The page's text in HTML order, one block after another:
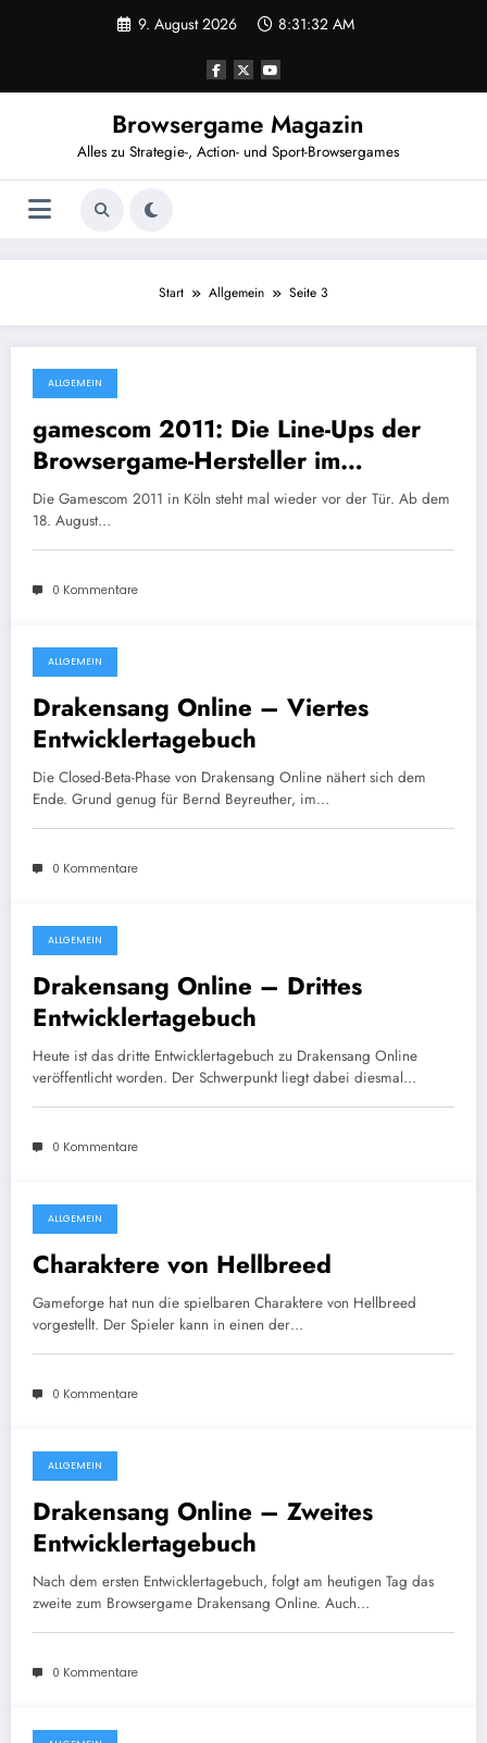
9. August 2026 8:31:32 AM
Browsergame Magazin
Alles zu Strategie-, Action- und Sport-Browsergames
Start Allgemein Seite 3
15. August 2011
ALLGEMEIN
gamescom 2011: Die Line-Ups der
Browsergame-Hersteller im
Überblick
Die Gamescom 2011 in Köln steht mal wieder vor der Tür. Ab dem
18. August…
0 Kommentare
27. Mai 2011
ALLGEMEIN
Drakensang Online – Viertes
Entwicklertagebuch
Die Closed-Beta-Phase von Drakensang Online nähert sich dem
Ende. Grund genug für Bernd Beyreuther, im…
0 Kommentare
19. April 2011
ALLGEMEIN
Drakensang Online – Drittes
Entwicklertagebuch
Heute ist das dritte Entwicklertagebuch zu Drakensang Online
veröffentlicht worden. Der Schwerpunkt liegt dabei diesmal…
0 Kommentare
28. März 2011
ALLGEMEIN
Charaktere von Hellbreed
Gameforge hat nun die spielbaren Charaktere von Hellbreed
vorgestellt. Der Spieler kann in einen der…
0 Kommentare
14. März 2011
ALLGEMEIN
Drakensang Online – Zweites
Entwicklertagebuch
Nach dem ersten Entwicklertagebuch, folgt am heutigen Tag das
zweite zum Browsergame Drakensang Online. Auch…
0 Kommentare